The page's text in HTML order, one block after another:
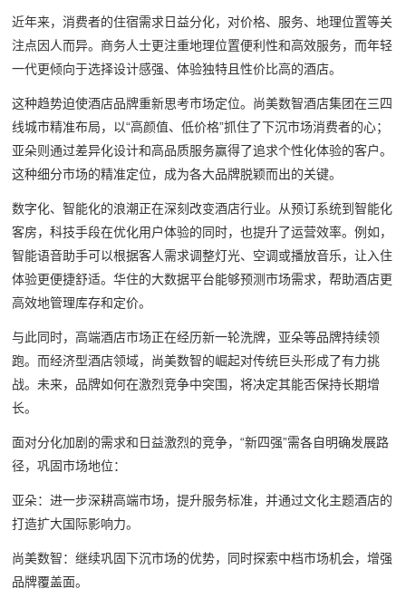
近年来，消费者的住宿需求日益分化，对价格、服务、地理位置等关
注点因人而异。商务人士更注重地理位置便利性和高效服务，而年轻
一代更倾向于选择设计感强、体验独特且性价比高的酒店。
这种趋势迫使酒店品牌重新思考市场定位。尚美数智酒店集团在三四
线城市精准布局，以“高颜值、低价格”抓住了下沉市场消费者的心；
亚朵则通过差异化设计和高品质服务赢得了追求个性化体验的客户。
这种细分市场的精准定位，成为各大品牌脱颖而出的关键。
数字化、智能化的浪潮正在深刻改变酒店行业。从预订系统到智能化
客房，科技手段在优化用户体验的同时，也提升了运营效率。例如，
智能语音助手可以根据客人需求调整灯光、空调或播放音乐，让入住
体验更便捷舒适。华住的大数据平台能够预测市场需求，帮助酒店更
高效地管理库存和定价。
与此同时，高端酒店市场正在经历新一轮洗牌，亚朵等品牌持续领
跑。而经济型酒店领域，尚美数智的崛起对传统巨头形成了有力挑
战。未来，品牌如何在激烈竞争中突围，将决定其能否保持长期增
长。
面对分化加剧的需求和日益激烈的竞争，“新四强”需各自明确发展路
径，巩固市场地位：
亚朵：进一步深耕高端市场，提升服务标准，并通过文化主题酒店的
打造扩大国际影响力。
尚美数智：继续巩固下沉市场的优势，同时探索中档市场机会，增强
品牌覆盖面。